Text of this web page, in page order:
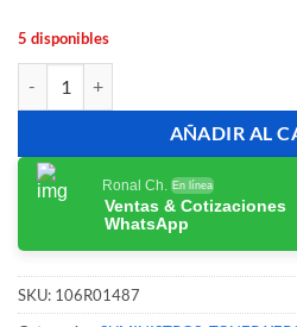
5 disponibles
AÑADIR AL
Ronal Ch. En línea
Ventas & Cotizaciones
WhatsApp
SKU: 106R01487